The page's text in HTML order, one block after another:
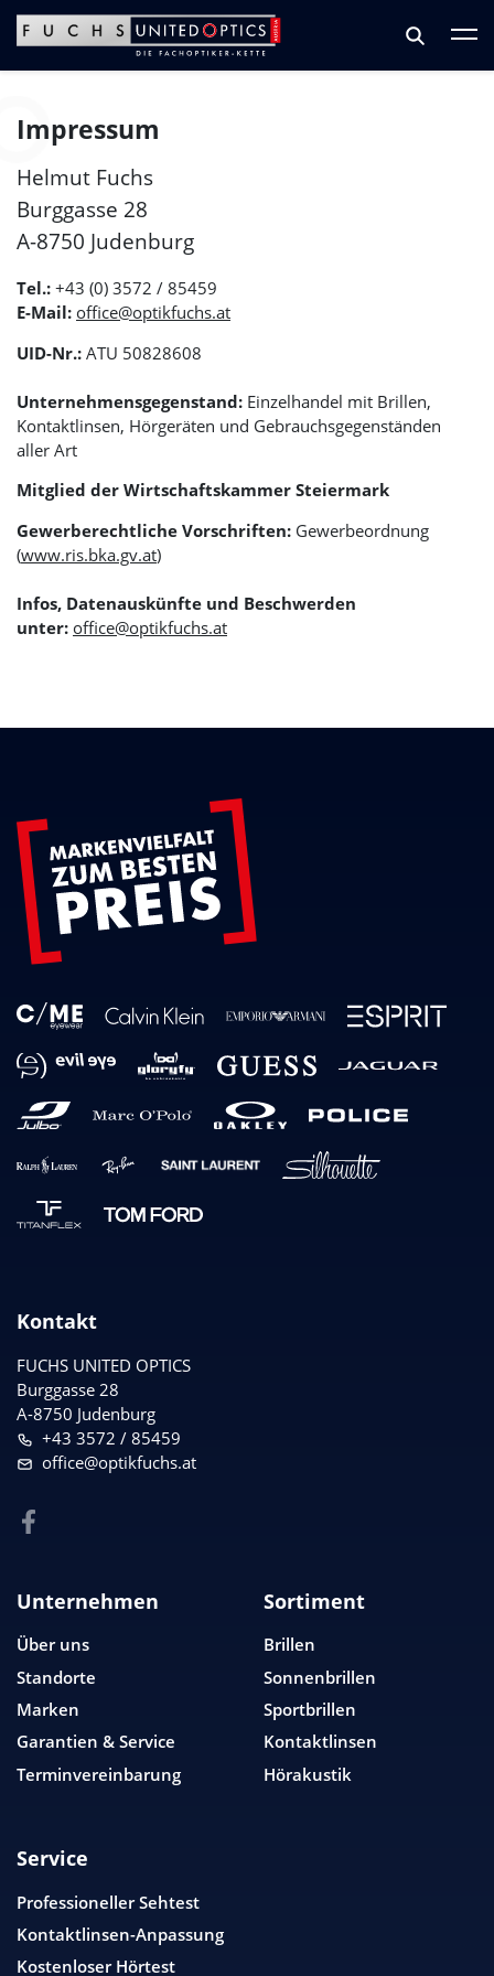
Zum Hauptinhalt springen
Zum Footer springen
Impressum
Helmut Fuchs
Burggasse 28
A-8750 Judenburg
Tel.: +43 (0) 3572 / 85459
E-Mail: office@optikfuchs.at
UID-Nr.: ATU 50828608
Unternehmensgegenstand: Einzelhandel mit Brillen,
Kontaktlinsen, Hörgeräten und Gebrauchsgegenständen
aller Art
Mitglied der Wirtschaftskammer Steiermark
Gewerberechtliche Vorschriften: Gewerbeordnung
(www.ris.bka.gv.at)
Infos, Datenauskünfte und Beschwerden
unter: office@optikfuchs.at
Kontakt
FUCHS UNITED OPTICS
Burggasse 28
A-8750 Judenburg
+43 3572 / 85459
office@optikfuchs.at
Unternehmen
Über uns
Standorte
Marken
Garantien & Service
Terminvereinbarung
Sortiment
Brillen
Sonnenbrillen
Sportbrillen
Kontaktlinsen
Hörakustik
Service
Professioneller Sehtest
Kontaktlinsen-Anpassung
Kostenloser Hörtest